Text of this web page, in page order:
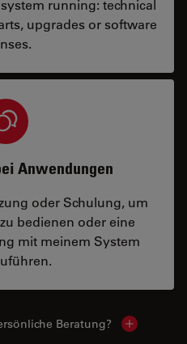
running: technical
upgrades or software
Anwendungen
oder Schulung, um
bedienen oder eine
mit meinem System
Beratung? Show